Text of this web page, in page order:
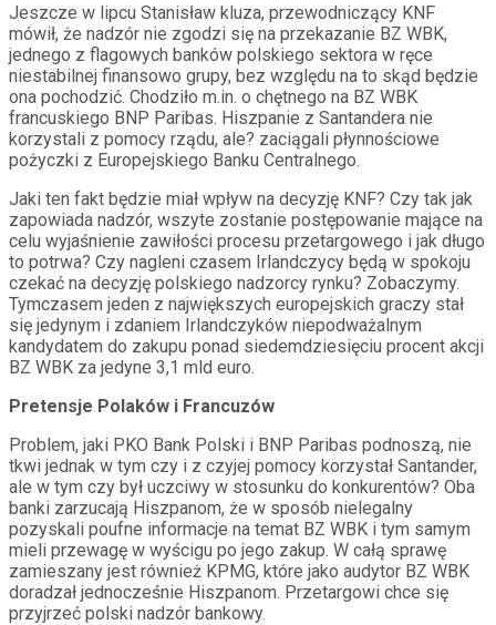
Jeszcze w lipcu Stanisław kluza, przewodniczący KNF
mówił, że nadzór nie zgodzi się na przekazanie BZ WBK,
jednego z flagowych banków polskiego sektora w ręce
niestabilnej finansowo grupy, bez względu na to skąd będzie
ona pochodzić. Chodziło m.in. o chętnego na BZ WBK
francuskiego BNP Paribas. Hiszpanie z Santandera nie
korzystali z pomocy rządu, ale? zaciągali płynnościowe
pożyczki z Europejskiego Banku Centralnego.
Jaki ten fakt będzie miał wpływ na decyzję KNF? Czy tak jak
zapowiada nadzór, wszyte zostanie postępowanie mające na
celu wyjaśnienie zawiłości procesu przetargowego i jak długo
to potrwa? Czy nagleni czasem Irlandczycy będą w spokoju
czekać na decyzję polskiego nadzorcy rynku? Zobaczymy.
Tymczasem jeden z największych europejskich graczy stał
się jedynym i zdaniem Irlandczyków niepodważalnym
kandydatem do zakupu ponad siedemdziesięciu procent akcji
BZ WBK za jedyne 3,1 mld euro.
Pretensje Polaków i Francuzów
Problem, jaki PKO Bank Polski i BNP Paribas podnoszą, nie
tkwi jednak w tym czy i z czyjej pomocy korzystał Santander,
ale w tym czy był uczciwy w stosunku do konkurentów? Oba
banki zarzucają Hiszpanom, że w sposób nielegalny
pozyskali poufne informacje na temat BZ WBK i tym samym
mieli przewagę w wyścigu po jego zakup. W całą sprawę
zamieszany jest również KPMG, które jako audytor BZ WBK
doradzał jednocześnie Hiszpanom. Przetargowi chce się
przyjrzeć polski nadzór bankowy.